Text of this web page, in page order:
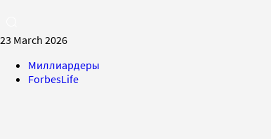
23 March 2026
Миллиардеры
ForbesLife